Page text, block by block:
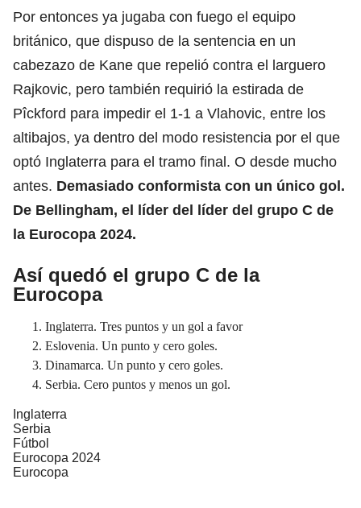
Por entonces ya jugaba con fuego el equipo
británico, que dispuso de la sentencia en un
cabezazo de Kane que repelió contra el larguero
Rajkovic, pero también requirió la estirada de
Pîckford para impedir el 1-1 a Vlahovic, entre los
altibajos, ya dentro del modo resistencia por el que
optó Inglaterra para el tramo final. O desde mucho
antes. Demasiado conformista con un único gol.
De Bellingham, el líder del líder del grupo C de
la Eurocopa 2024.
Así quedó el grupo C de la
Eurocopa
Inglaterra. Tres puntos y un gol a favor
Eslovenia. Un punto y cero goles.
Dinamarca. Un punto y cero goles.
Serbia. Cero puntos y menos un gol.
Inglaterra
Serbia
Fútbol
Eurocopa 2024
Eurocopa